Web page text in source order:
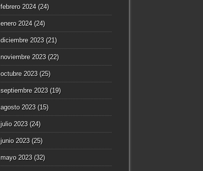
febrero 2024(24)
enero 2024(24)
diciembre 2023(21)
noviembre 2023(22)
octubre 2023(25)
septiembre 2023(19)
agosto 2023(15)
julio 2023(24)
junio 2023(25)
mayo 2023(32)